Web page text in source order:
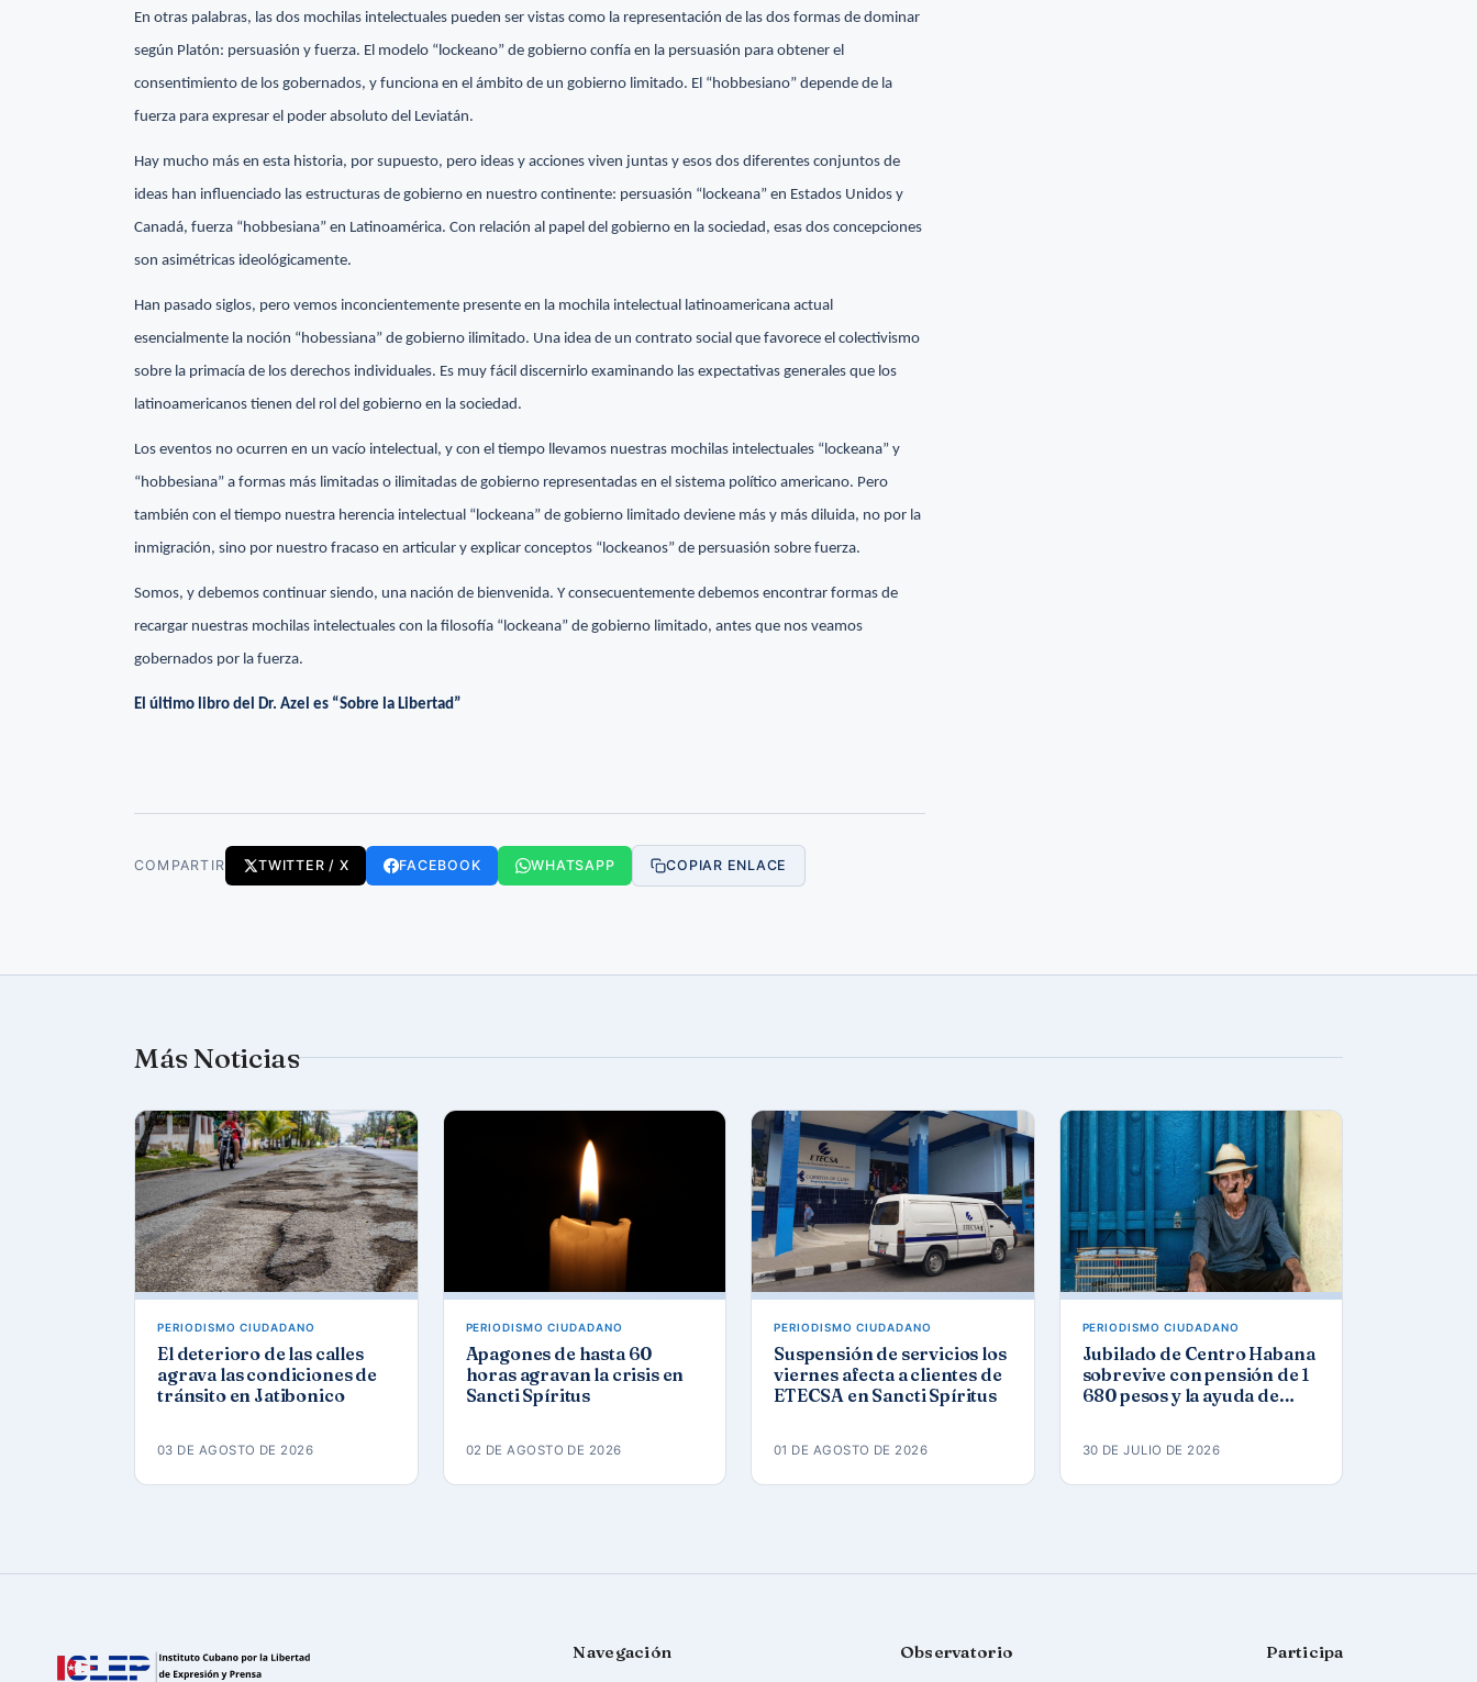
En otras palabras, las dos mochilas intelectuales pueden ser vistas como la representación de las dos formas de dominar
según Platón: persuasión y fuerza. El modelo “lockeano” de gobierno confía en la persuasión para obtener el
consentimiento de los gobernados, y funciona en el ámbito de un gobierno limitado. El “hobbesiano” depende de la
fuerza para expresar el poder absoluto del Leviatán.
Hay mucho más en esta historia, por supuesto, pero ideas y acciones viven juntas y esos dos diferentes conjuntos de
ideas han influenciado las estructuras de gobierno en nuestro continente: persuasión “lockeana” en Estados Unidos y
Canadá, fuerza “hobbesiana” en Latinoamérica. Con relación al papel del gobierno en la sociedad, esas dos concepciones
son asimétricas ideológicamente.
Han pasado siglos, pero vemos inconcientemente presente en la mochila intelectual latinoamericana actual
esencialmente la noción “hobessiana” de gobierno ilimitado. Una idea de un contrato social que favorece el colectivismo
sobre la primacía de los derechos individuales. Es muy fácil discernirlo examinando las expectativas generales que los
latinoamericanos tienen del rol del gobierno en la sociedad.
Los eventos no ocurren en un vacío intelectual, y con el tiempo llevamos nuestras mochilas intelectuales “lockeana” y
“hobbesiana” a formas más limitadas o ilimitadas de gobierno representadas en el sistema político americano. Pero
también con el tiempo nuestra herencia intelectual “lockeana” de gobierno limitado deviene más y más diluida, no por la
inmigración, sino por nuestro fracaso en articular y explicar conceptos “lockeanos” de persuasión sobre fuerza.
Somos, y debemos continuar siendo, una nación de bienvenida. Y consecuentemente debemos encontrar formas de
recargar nuestras mochilas intelectuales con la filosofía “lockeana” de gobierno limitado, antes que nos veamos
gobernados por la fuerza.
El último libro del Dr. Azel es “Sobre la Libertad”
COMPARTIR TWITTER / X FACEBOOK WHATSAPP COPIAR ENLACE
Más Noticias
PERIODISMO CIUDADANO
El deterioro de las calles
agrava las condiciones de
tránsito en Jatibonico
03 DE AGOSTO DE 2026
PERIODISMO CIUDADANO
Apagones de hasta 60
horas agravan la crisis en
Sancti Spíritus
02 DE AGOSTO DE 2026
PERIODISMO CIUDADANO
Suspensión de servicios los
viernes afecta a clientes de
ETECSA en Sancti Spíritus
01 DE AGOSTO DE 2026
PERIODISMO CIUDADANO
Jubilado de Centro Habana
sobrevive con pensión de 1
680 pesos y la ayuda de
30 DE JULIO DE 2026
Navegación Observatorio Participa